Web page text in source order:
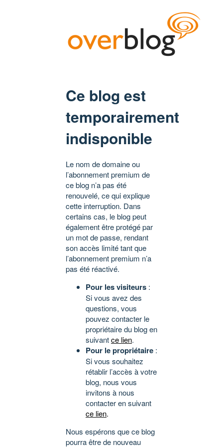
Ce blog est
temporairement
indisponible
Le nom de domaine ou
l’abonnement premium de
ce blog n’a pas été
renouvelé, ce qui explique
cette interruption. Dans
certains cas, le blog peut
également être protégé par
un mot de passe, rendant
son accès limité tant que
l’abonnement premium n’a
pas été réactivé.
Pour les visiteurs :
Si vous avez des
questions, vous
pouvez contacter le
propriétaire du blog en
suivantce lien.
Pour le propriétaire :
Si vous souhaitez
rétablir l’accès à votre
blog, nous vous
invitons à nous
contacter en suivant
ce lien.
Nous espérons que ce blog
pourra être de nouveau